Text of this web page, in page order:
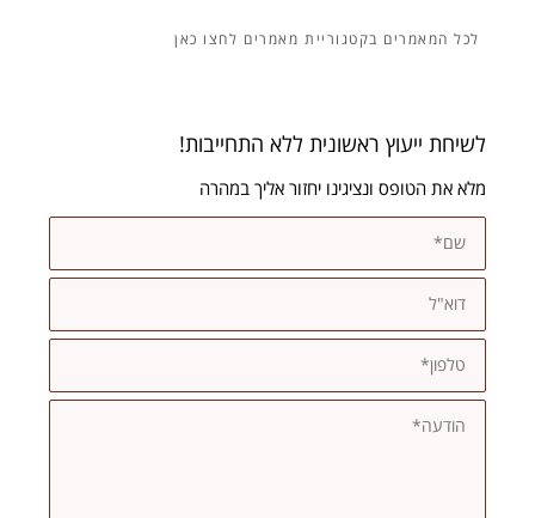
מאמרים
לשיחת ייעוץ ראשונית ללא התחייבות!
מלא את הטופס ונציגינו יחזור אליך במהרה